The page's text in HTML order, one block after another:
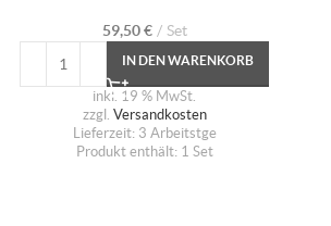
59,50€ Set
IN DEN WARENKORB
inkl. 19 % MwSt.
zzgl. Versandkosten
Lieferzeit: 3 Arbeitstge
Produkt enthält: 1 Set